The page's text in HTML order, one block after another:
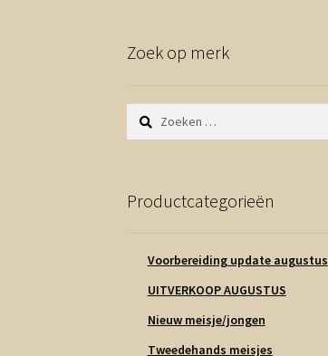
Zoek op merk
Zoeken
naar:
Productcategorieën
Voorbereiding update augustus
UITVERKOOP AUGUSTUS
Nieuw meisje/jongen
Tweedehands meisjes